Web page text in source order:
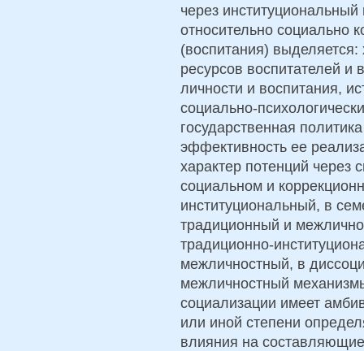
через
относительно социально
(воспитания) выделяется:
ресурсов воспитателей
личности и воспитания,
социально-
государственная
эффективность ее
характер потенций через
социальном и
институциональный, в
традиционный и
традиционно-
межличностный, в
межличностный
социализации имеет
или иной степени
влияния на